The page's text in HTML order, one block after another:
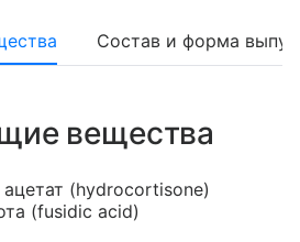
Состав и форма
вещества
(hydrocortisone)
(fusidic acid)